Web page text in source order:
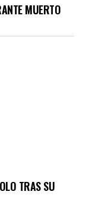
MUERTO
TRAS SU